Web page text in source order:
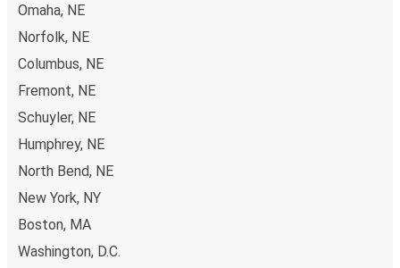
lorsque vous montez à bord du bus).
Omaha, NE
Norfolk, NE
Columbus, NE
Fremont, NE
Schuyler, NE
Humphrey, NE
North Bend, NE
New York, NY
Boston, MA
Washington, D.C.